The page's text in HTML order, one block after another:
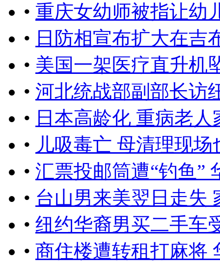
• 重庆女幼师被指让幼
• 日防相宣布扩大在吉
• 美国一架医疗直升机
• 河北统战部副部长访
• 日本高龄化 重病老
• 儿吸毒亡 母清理现场
• 汇票投邮筒遭“钓鱼”
• 台山男来美翌日走失
• 纽约华裔男买二手车
• 商住楼遭转租打麻将